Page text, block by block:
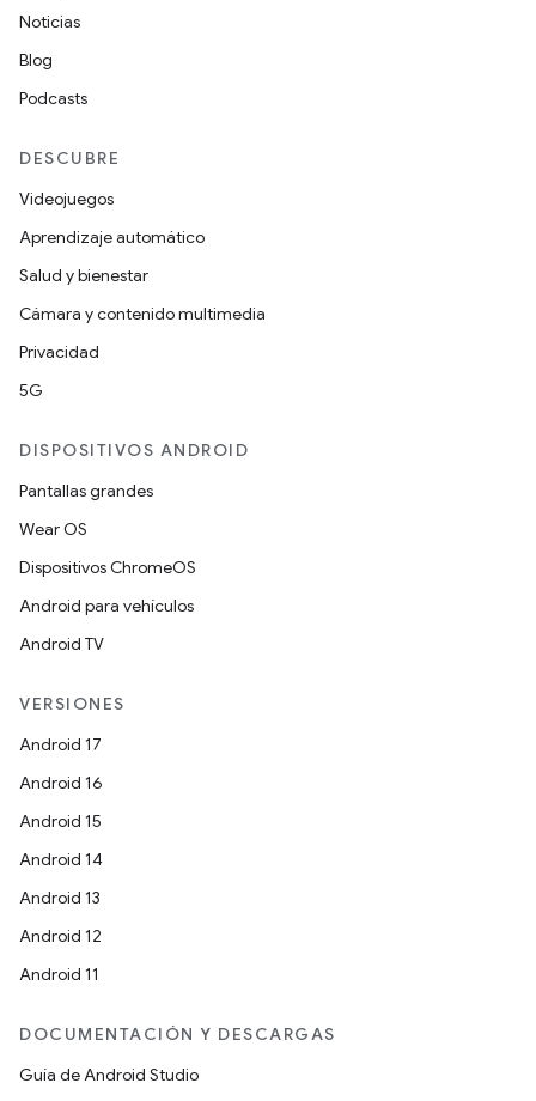
Noticias
Blog
Podcasts
DESCUBRE
Videojuegos
Aprendizaje automático
Salud y bienestar
Cámara y contenido multimedia
Privacidad
5G
DISPOSITIVOS ANDROID
Pantallas grandes
Wear OS
Dispositivos ChromeOS
Android para vehículos
Android TV
VERSIONES
Android 17
Android 16
Android 15
Android 14
Android 13
Android 12
Android 11
DOCUMENTACIÓN Y DESCARGAS
Guía de Android Studio